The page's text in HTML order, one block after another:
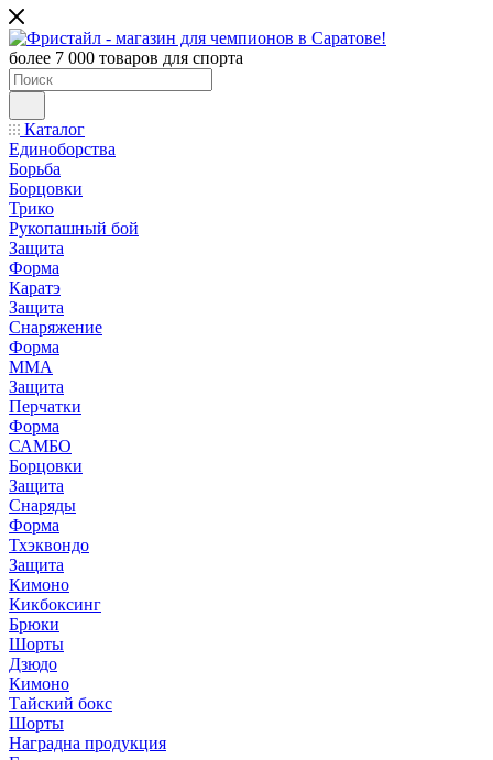
более 7 000 товаров для спорта
Каталог
Единоборства
Борьба
Борцовки
Трико
Рукопашный бой
Защита
Форма
Каратэ
Защита
Снаряжение
Форма
ММА
Защита
Перчатки
Форма
САМБО
Борцовки
Защита
Снаряды
Форма
Тхэквондо
Защита
Кимоно
Кикбоксинг
Брюки
Шорты
Дзюдо
Кимоно
Тайский бокс
Шорты
Наградна продукция